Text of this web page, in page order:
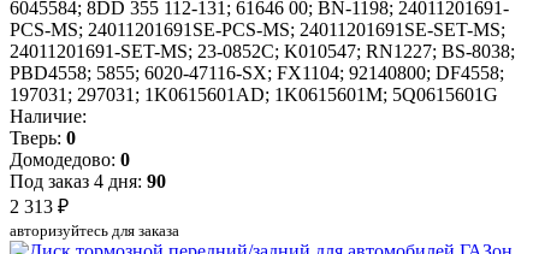
6045584; 8DD 355 112-131; 61646 00; BN-1198; 24011201691-
PCS-MS; 24011201691SE-PCS-MS; 24011201691SE-SET-MS;
24011201691-SET-MS; 23-0852C; K010547; RN1227; BS-8038;
PBD4558; 5855; 6020-47116-SX; FX1104; 92140800; DF4558;
197031; 297031; 1K0615601AD; 1K0615601M; 5Q0615601G
Наличие:
Тверь: 0
Домодедово: 0
Под заказ 4 дня: 90
2 313 ₽
авторизуйтесь для заказа